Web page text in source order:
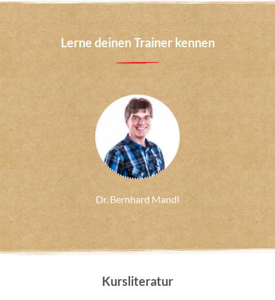
Lerne deinen Trainer kennen
Dr. Bernhard Mandl
Kursliteratur